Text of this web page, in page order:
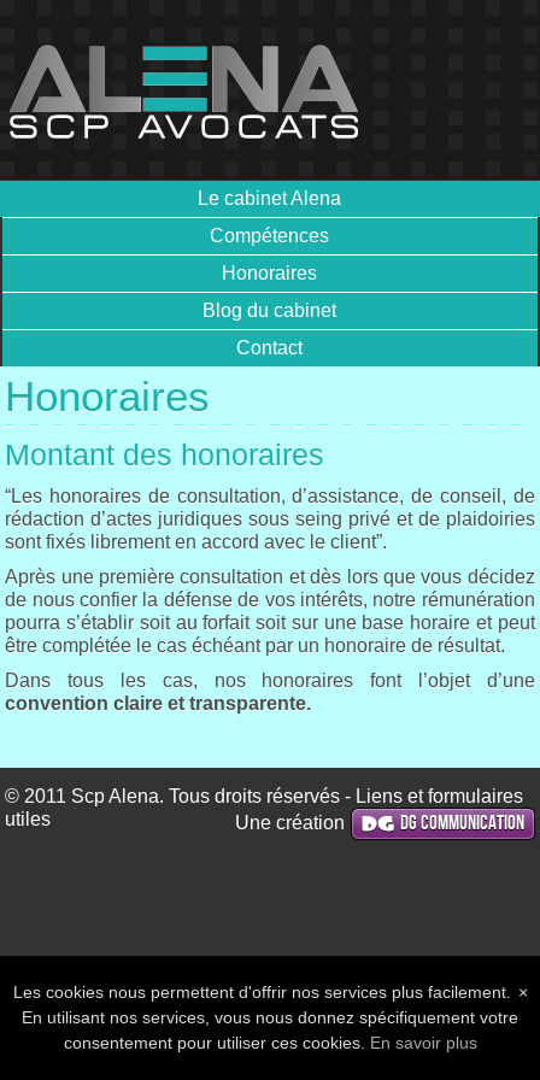
Le cabinet Alena
Compétences
Honoraires
Blog du cabinet
Contact
Honoraires
Montant des honoraires
“Les honoraires de consultation, d’assistance, de conseil, de
rédaction d’actes juridiques sous seing privé et de plaidoiries
sont fixés librement en accord avec le client”.
Après une première consultation et dès lors que vous décidez
de nous confier la défense de vos intérêts, notre rémunération
pourra s’établir soit au forfait soit sur une base horaire et peut
être complétée le cas échéant par un honoraire de résultat.
Dans tous les cas, nos honoraires font l’objet d’une
convention claire et transparente.
© 2011 Scp Alena. Tous droits réservés - Liens et formulaires
utiles
Une création DG Communication
×
Les cookies nous permettent d'offrir nos services plus facilement.
En utilisant nos services, vous nous donnez spécifiquement votre
consentement pour utiliser ces cookies. En savoir plus